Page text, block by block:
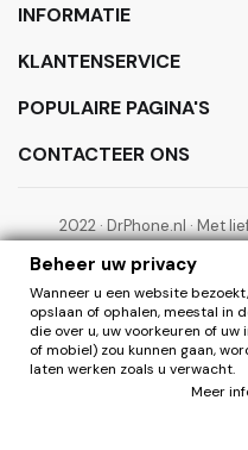
INFORMATIE
KLANTENSERVICE
POPULAIRE PAGINA'S
CONTACTEER ONS
2022 · DrPhone.nl · Met
0
Beheer uw privacy
Wanneer u een website
opslaan of ophalen, meestal in
die over u, uw voorkeuren of
of mobiel) zou kunnen gaan,
laten werken zoals u verwacht.
Meer